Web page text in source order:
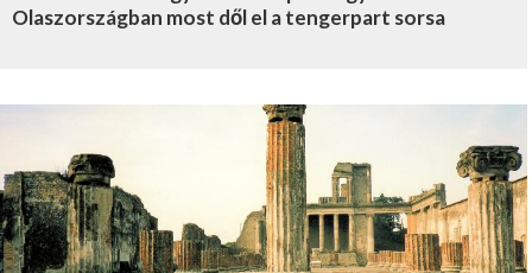
Olaszországban most dől el a tengerpart sorsa